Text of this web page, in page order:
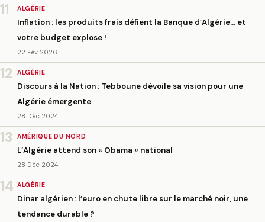
11 ALGÉRIE
Inflation : les produits frais défient la Banque d’Algérie… et
votre budget explose !
22 Fév 2026
12 ALGÉRIE
Discours à la Nation : Tebboune dévoile sa vision pour une
Algérie émergente
28 Déc 2024
13 AMÉRIQUE DU NORD
L’Algérie attend son « Obama » national
28 Déc 2024
14 ALGÉRIE
Dinar algérien : l’euro en chute libre sur le marché noir, une
tendance durable ?